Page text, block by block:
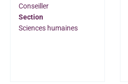
Conseiller
Section
Sciences humaines